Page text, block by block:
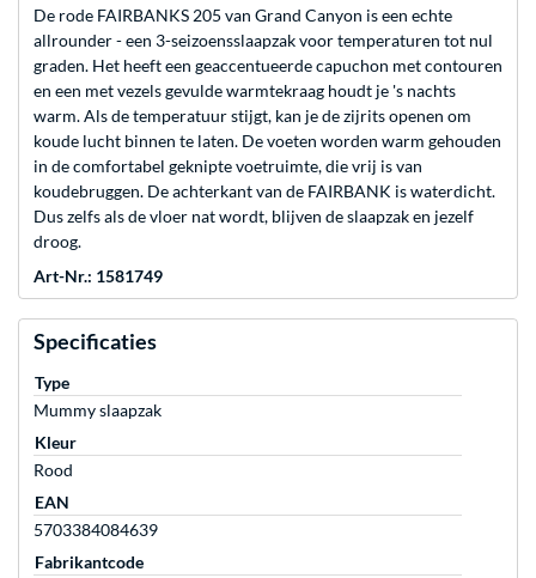
De rode FAIRBANKS 205 van Grand Canyon is een echte
allrounder - een 3-seizoensslaapzak voor temperaturen tot nul
graden. Het heeft een geaccentueerde capuchon met contouren
en een met vezels gevulde warmtekraag houdt je 's nachts
warm. Als de temperatuur stijgt, kan je de zijrits openen om
koude lucht binnen te laten. De voeten worden warm gehouden
in de comfortabel geknipte voetruimte, die vrij is van
koudebruggen. De achterkant van de FAIRBANK is waterdicht.
Dus zelfs als de vloer nat wordt, blijven de slaapzak en jezelf
droog.
Art-Nr.: 1581749
Specificaties
Type
Mummy slaapzak
Kleur
Rood
EAN
5703384084639
Fabrikantcode